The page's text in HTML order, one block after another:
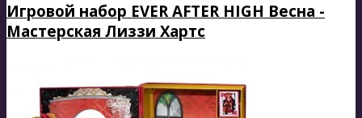
Игровой набор EVER AFTER HIGH Весна -
Мастерская Лиззи Хартс